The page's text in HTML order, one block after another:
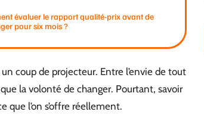
évaluer le rapport qualité-prix avant de
pour six mois ?
coup de projecteur. Entre l’envie de tout
la volonté de changer. Pourtant, savoir
que l’on s’offre réellement.